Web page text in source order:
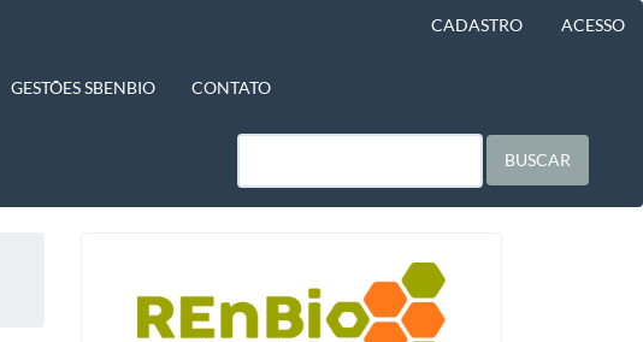
CADASTRO ACESSO
GESTÕES SBENBIO CONTATO
BUSCAR